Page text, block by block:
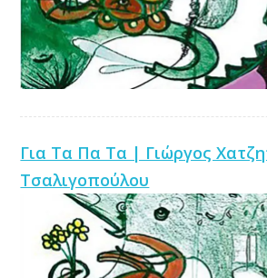
Για Τα Πα Τα | Γιώργος
Τσαλιγοπούλου